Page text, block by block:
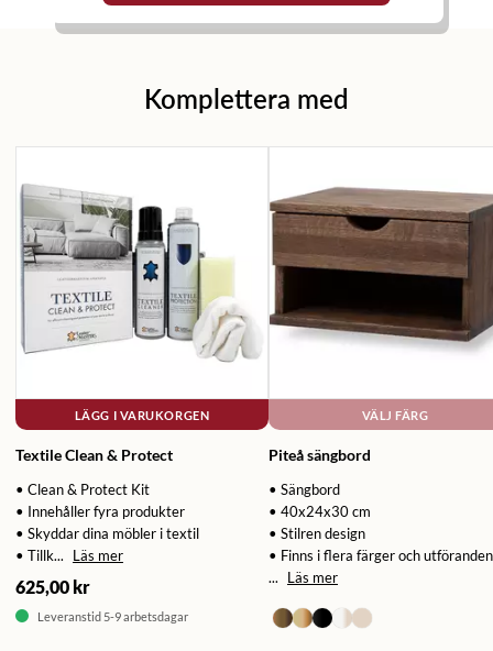
Komplettera med
LÄGG I VARUKORGEN
Textile Clean & Protect
• Clean & Protect Kit
• Innehåller fyra produkter
• Skyddar dina möbler i textil
• Tillk...
Läs mer
625,00 kr
Leveranstid 5-9 arbetsdagar
VÄLJ FÄRG
Piteå sängbord
• Sängbord
• 40x24x30 cm
• Stilren design
• Finns i flera färger och utföranden
...
Läs mer